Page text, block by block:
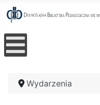
Wydarzenia